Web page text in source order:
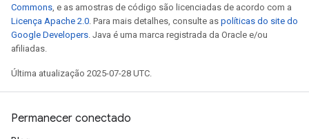
Commons, e as amostras de código são licenciadas de acordo com a
Licença Apache 2.0. Para mais detalhes, consulte as políticas do site do
Google Developers. Java é uma marca registrada da Oracle e/ou
afiliadas.
Última atualização 2025-07-28 UTC.
Permanecer conectado